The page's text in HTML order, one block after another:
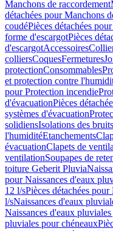
Manchons de raccordement
détachées pour Manchons
coudéPièces détachées
forme d'escargotPièces
d'escargotAccessoires
colliersCoquesFermetures
protectionConsommables
et protection contre
pour Protection incendie
d'évacuationPièces
systèmes d'évacuation
solidiensIsolations des
l'humiditéEtanchements
évacuationClapets de
ventilationSoupapes de
toiture Geberit Pluvia
pour Naissances d'eaux
12 l/sPièces détachées
l/sNaissances d'eaux
Naissances d'eaux
pluviales pour chéneaux